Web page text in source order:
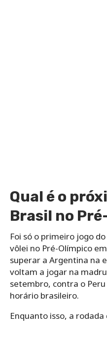
Qual é o
Brasil no
Foi só o primeiro jogo
vôlei no Pré-Olímpico
superar a Argentina na
voltam a jogar na
setembro, contra o
horário brasileiro.
Enquanto isso, a